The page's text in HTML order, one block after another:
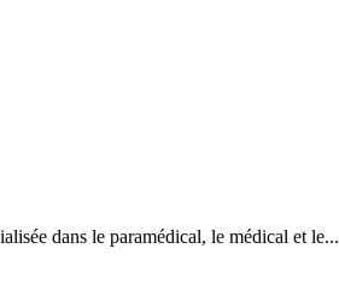
dans le paramédical, le médical et le...